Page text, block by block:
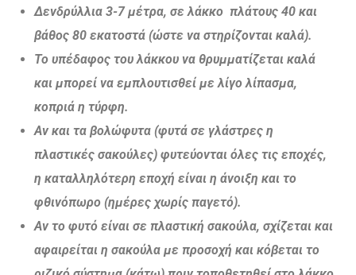
Δενδρύλλια 3-7 μέτρα, σε λάκκο πλάτους 40 και
βάθος 80 εκατοστά (ώστε να στηρίζονται καλά).
Το υπέδαφος του λάκκου να θρυμματίζεται καλά
και μπορεί να εμπλουτισθεί με λίγο λίπασμα,
κοπριά η τύρφη.
Αν και τα βολώφυτα (φυτά σε γλάστρες η
πλαστικές σακούλες) φυτεύονται όλες τις εποχές,
η καταλληλότερη εποχή είναι η άνοιξη και το
φθινόπωρο (ημέρες χωρίς παγετό).
Αν το φυτό είναι σε πλαστική σακούλα, σχίζεται και
αφαιρείται η σακούλα με προσοχή και κόβεται το